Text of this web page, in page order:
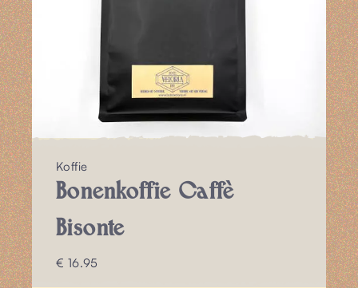
Koffie
Bonenkoffie Caffè
Bisonte
€ 16.95